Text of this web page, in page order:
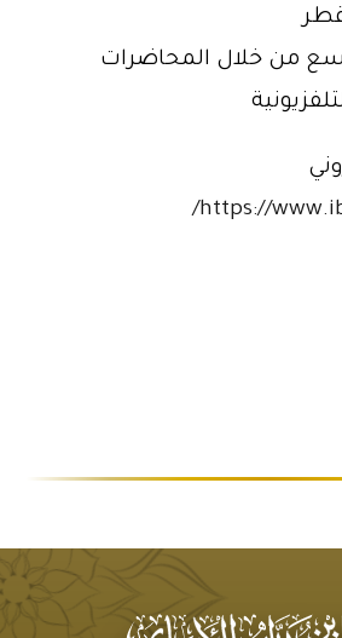
من خلال المحاضرات
https://